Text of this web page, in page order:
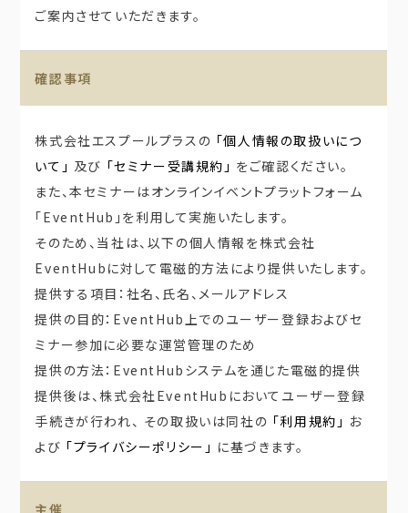
ご案内させていただきます。
確認事項
株式会社エスプールプラスの 「個人情報の取扱いにつ
いて」 及び 「セミナー受講規約」 をご確認ください。
また、本セミナーはオンラインイベントプラットフォーム
「EventHub」を利用して実施いたします。
そのため、当社は、以下の個人情報を株式会社
EventHubに対して電磁的方法により提供いたします。
提供する項目：社名、氏名、メールアドレス
提供の目的：EventHub上でのユーザー登録およびセ
ミナー参加に必要な運営管理のため
提供の方法：EventHubシステムを通じた電磁的提供
提供後は、株式会社EventHubにおいてユーザー登録
手続きが行われ、 その取扱いは同社の 「利用規約」 お
よび 「プライバシーポリシー」 に基づきます。
主催